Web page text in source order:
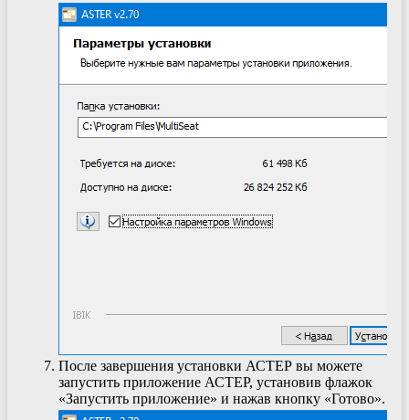
После завершения установки АСТЕР вы можете
запустить приложение АСТЕР, установив флажок
«Запустить приложение» и нажав кнопку «Готово».